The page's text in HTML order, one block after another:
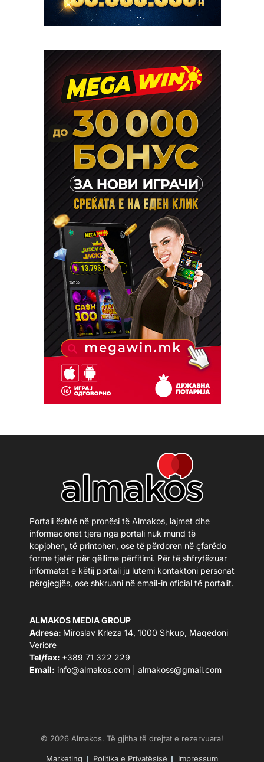
Portali është në pronësi të Almakos, lajmet dhe
informacionet tjera nga portali nuk mund të
kopjohen, të printohen, ose të përdoren në çfarëdo
forme tjetër për qëllime përfitimi. Për të shfrytëzuar
informatat e këtij portali ju lutemi kontaktoni personat
përgjegjës, ose shkruani në email-in oficial të portalit.
ALMAKOS MEDIA GROUP
Adresa: Miroslav Krleza 14, 1000 Shkup, Maqedoni
Veriore
Tel/fax: +389 71 322 229
Email: info@almakos.com almakoss@gmail.com
© 2026 Almakos. Të gjitha të drejtat e rezervuara!
Marketing Politika e Privatësisë Impressum